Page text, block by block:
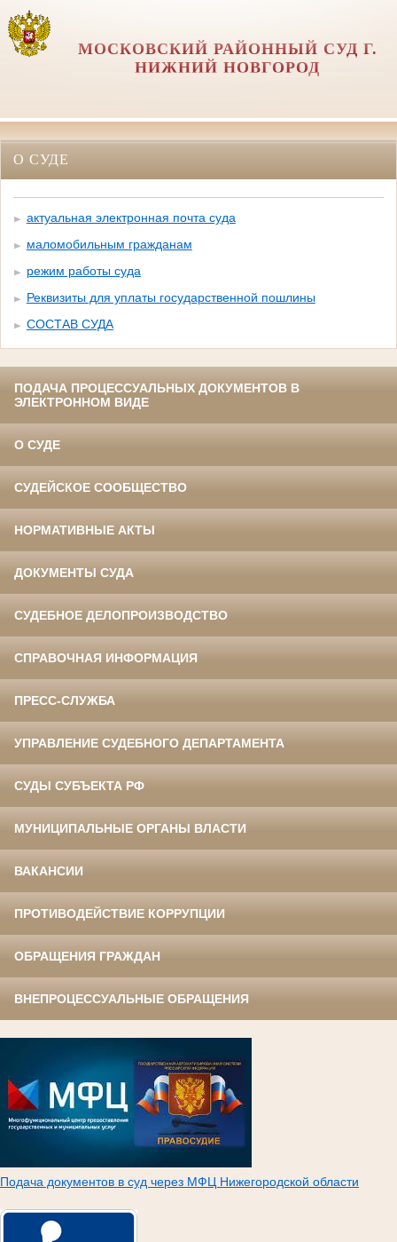
МОСКОВСКИЙ РАЙОННЫЙ СУД Г.
НИЖНИЙ НОВГОРОД
О СУДЕ
актуальная электронная почта суда
маломобильным гражданам
режим работы суда
Реквизиты для уплаты государственной пошлины
СОСТАВ СУДА
ПОДАЧА ПРОЦЕССУАЛЬНЫХ ДОКУМЕНТОВ В
ЭЛЕКТРОННОМ ВИДЕ
О СУДЕ
СУДЕЙСКОЕ СООБЩЕСТВО
НОРМАТИВНЫЕ АКТЫ
ДОКУМЕНТЫ СУДА
СУДЕБНОЕ ДЕЛОПРОИЗВОДСТВО
СПРАВОЧНАЯ ИНФОРМАЦИЯ
ПРЕСС-СЛУЖБА
УПРАВЛЕНИЕ СУДЕБНОГО ДЕПАРТАМЕНТА
СУДЫ СУБЪЕКТА РФ
МУНИЦИПАЛЬНЫЕ ОРГАНЫ ВЛАСТИ
ВАКАНСИИ
ПРОТИВОДЕЙСТВИЕ КОРРУПЦИИ
ОБРАЩЕНИЯ ГРАЖДАН
ВНЕПРОЦЕССУАЛЬНЫЕ ОБРАЩЕНИЯ
Подача документов в суд через МФЦ Нижегородской области